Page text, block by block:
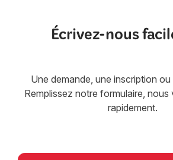
Écrivez-nous
Une demande, une inscription
Remplissez notre formulaire,
rapidement.